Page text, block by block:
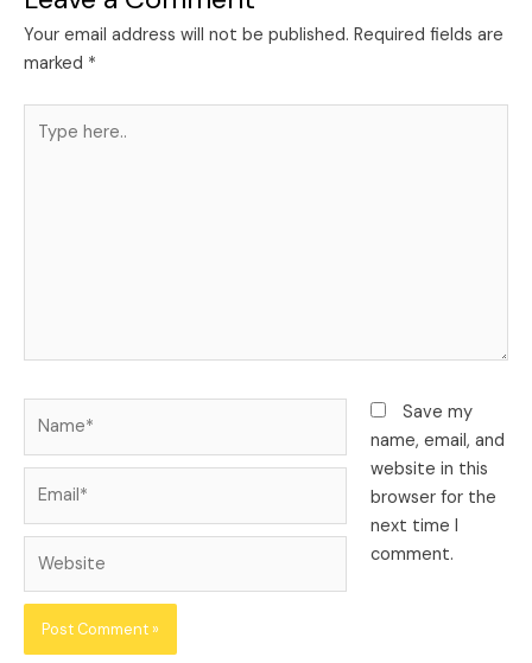
Your email address will not be published. Required fields are
marked *
here..
Save my
name, email, and
website in this
browser for the
next time I
comment.